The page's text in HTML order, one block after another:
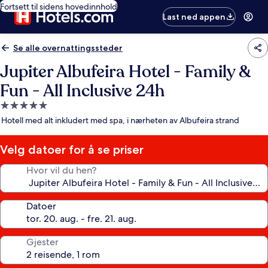
Fortsett til sidens hovedinnhold
Last ned appen
Se alle overnattingssteder
Jupiter Albufeira Hotel - Family &
Fun - All Inclusive 24h
Overnattingssted
med
stjerner
Hotell med alt inkludert med spa, i nærheten av Albufeira strand
Velg datoer for å se priser
Hvor vil du hen?
Datoer
Gjester